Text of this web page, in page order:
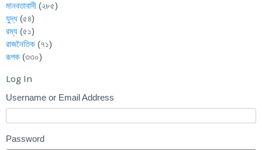
মানবতাবাদী (২৮৫)
যুদ্ধ (৫৪)
রম্য (৫১)
রাজনৈতিক (৭১)
রূপক (৩৩০)
Log In
Username or Email Address
Password